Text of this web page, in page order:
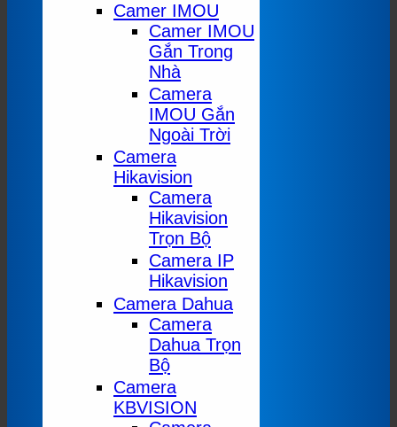
Camer IMOU
Camer IMOU
Gắn Trong
Nhà
Camera
IMOU Gắn
Ngoài Trời
Camera
Hikavision
Camera
Hikavision
Trọn Bộ
Camera IP
Hikavision
Camera Dahua
Camera
Dahua Trọn
Bộ
Camera
KBVISION